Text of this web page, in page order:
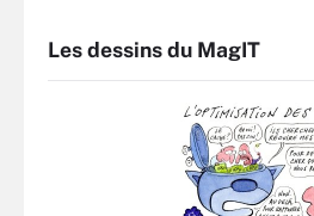
Les dessins du MagIT